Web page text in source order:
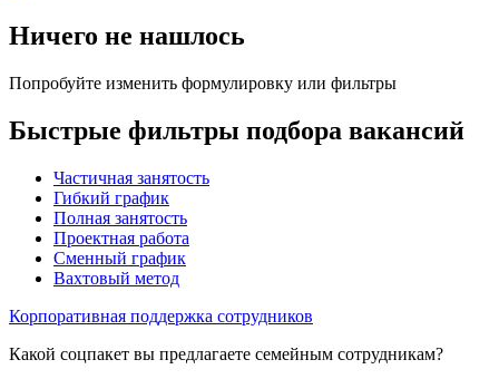
Ничего не нашлось
Попробуйте изменить формулировку или фильтры
Быстрые фильтры подбора вакансий
Частичная занятость
Гибкий график
Полная занятость
Проектная работа
Сменный график
Вахтовый метод
Корпоративная поддержка сотрудников
Какой соцпакет вы предлагаете семейным сотрудникам?